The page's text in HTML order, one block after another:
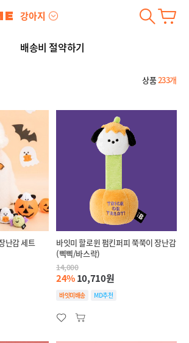
강아지
배송비 절약하기
상품233개
난감 세트
바잇미 할로윈 펌킨퍼피 쭉쭉이 장난감
(삑삑/바스락)
14,000
24%10,710원
바잇미배송 MD추천